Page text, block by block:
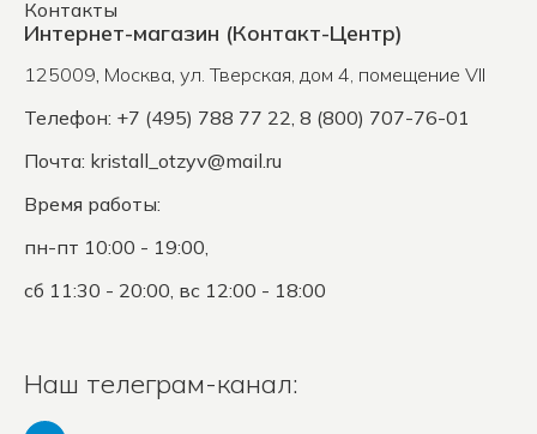
Контакты
Интернет-магазин (Контакт-Центр)
125009, Москва, ул. Тверская, дом 4, помещение VII
Телефон: +7 (495) 788 77 22, 8 (800) 707-76-01
Почта: kristall_otzyv@mail.ru
Время работы:
пн-пт 10:00 - 19:00,
сб 11:30 - 20:00, вс 12:00 - 18:00
Наш телеграм-канал: